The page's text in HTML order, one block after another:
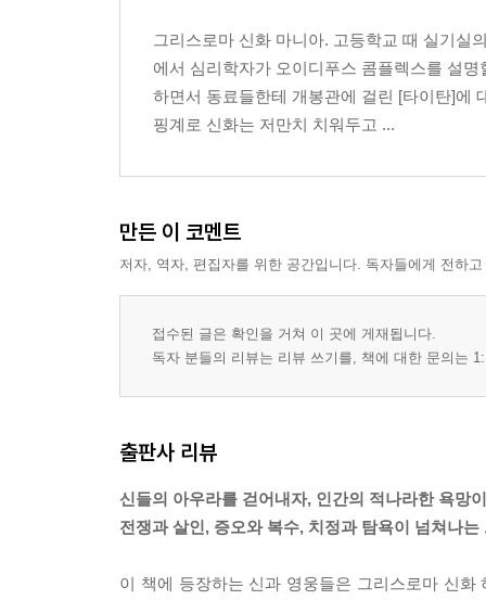
10장 처녀신의 두 얼굴: 아르테미스
그리스로마 신화 계보도
참고문헌
그리스로마 신화 마니아. 고등학교 때 실기실
에서 심리학자가 오이디푸스 콤플렉스를 설
하면서 동료들한테 개봉관에 걸린 [타이탄]에
핑계로 신화는 저만치 치워두고 ...
만든 이 코멘트
저자, 역자, 편집자를 위한 공간입니다. 독자들에게 전하
접수된 글은 확인을 거쳐 이 곳에 게재됩니다.
독자 분들의 리뷰는 리뷰 쓰기를, 책에 대한 문의는
출판사 리뷰
신들의 아우라를 걷어내자, 인간의 적나라한 욕망
전쟁과 살인, 증오와 복수, 치정과 탐욕이 넘쳐나
이 책에 등장하는 신과 영웅들은 그리스로마 신